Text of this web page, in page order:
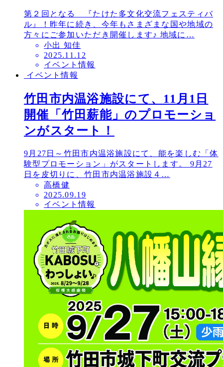
第２回となる 『たけた多文化交流フェスティバ
ル』！昨年に続き、今年もさまざまな国や地域の
方々にご参加いただき開催します♪ 地域に…
小出 知佳
投
稿
日
2025.11.12
イベント情報
イベント情報
竹田市内温浴施設にて、11月1日
開催「竹田薪能」のプロモーショ
ンがスタート！
9月27日～竹田市内温浴施設にて、能を楽しむ「体
験型プロモーション」がスタートします。 9月27
日を皮切りに、竹田市内温浴施設４…
高橋健
投
稿
2025.09.19
イベント情報